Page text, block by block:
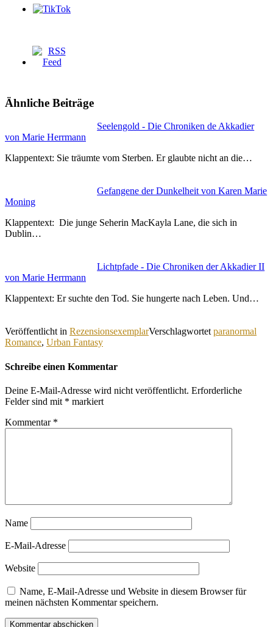
Ähnliche Beiträge
Seelengold - Die Chroniken de Akkadier
von Marie Herrmann
Klappentext: Sie träumte vom Sterben. Er glaubte nicht an die…
Gefangene der Dunkelheit von Karen Marie
Moning
Klappentext: Die junge Seherin MacKayla Lane, die sich in
Dublin…
Lichtpfade - Die Chroniken der Akkadier II
von Marie Herrmann
Klappentext: Er suchte den Tod. Sie hungerte nach Leben. Und…
Veröffentlicht in RezensionsexemplarVerschlagwortet paranormal
Romance, Urban Fantasy
Schreibe einen Kommentar
Deine E-Mail-Adresse wird nicht veröffentlicht. Erforderliche
Felder sind mit * markiert
Kommentar *
Name
E-Mail-Adresse
Website
Name, E-Mail-Adresse und Website in diesem Browser für
meinen nächsten Kommentar speichern.